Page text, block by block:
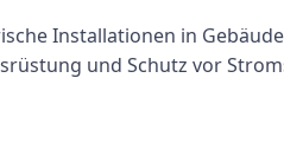
Installationen in
und Schutz vor